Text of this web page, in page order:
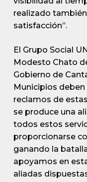
realizado
satisfacción”.
El Grupo Social
Modesto Chato
Gobierno de
Municipios
reclamos de
se produce una
todos estos
proporcionarse
ganando la
apoyamos en
aliadas